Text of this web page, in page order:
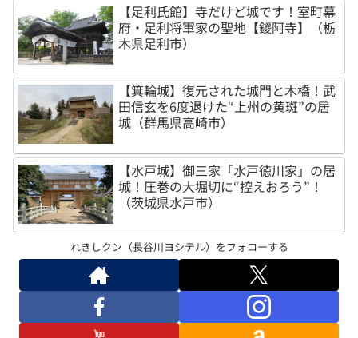
【足利氏館】寺だけど城です！室町幕
府・足利将軍家の聖地【鑁阿寺】（栃
木県足利市）
【箕輪城】復元された城門と木橋！武
田信玄を6度退けた“上州の黄斑”の居
城（群馬県高崎市）
【水戸城】御三家「水戸徳川家」の居
城！圧巻の大堀切に“控えおろう”！
（茨城県水戸市）
れきしクン（長谷川ヨシテル）をフォローする